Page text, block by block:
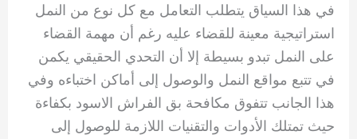
في هذا السياق يتطلب التعامل مع كل نوع من النمل
استراتيجية معينة للقضاء عليه رغم أن مهمة القضاء
على النمل تبدو بسيطة إلا أن التحدي الحقيقي يكمن
في تتبع مواقع النمل والوصول إلى أماكن اختباءه وفي
هذا الجانب تتفوق مكافحة بق الفراش الاسود بكفاءة
حيث تمتلك الأدوات والتقنيات اللازمة للوصول إلى